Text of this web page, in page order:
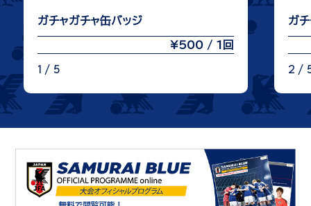
ガチャガチャ缶バッジ
¥500 / 1回
1 / 5
ガ
2 /